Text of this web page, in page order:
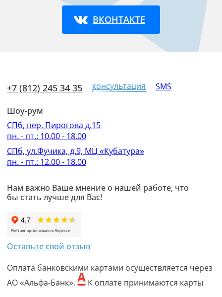
ВКОНТАКТЕ
+7 (812) 245 34 35 консультация SMS
Шоу-рум
СПб, пер. Пирогова д.15
пн. - пт.: 10.00 - 18.00
СПб, ул.Фучика, д.9, МЦ «Кубатура»
пн. - пт.: 12.00 - 18.00
Нам важно Ваше мнение о нашей работе, что
бы стать лучше для Вас!
Оставьте свой отзыв
Оплата банковскими картами осуществляется через
АО «Альфа-Банк».
К оплате принимаются карты